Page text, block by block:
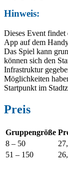
Hinweis:
Dieses Event
App auf dem
Das Spiel kann
können sich den
Infrastruktur
Möglichkeiten
Startpunkt im
Preis
Gruppengröße
8 – 50
51 – 150